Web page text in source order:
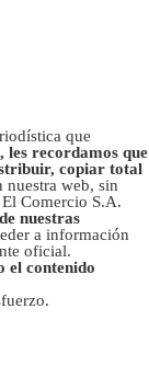
que
les recordamos que
copiar total
nuestra web, sin
Comercio S.A.
nuestras
a información
oficial.
el contenido